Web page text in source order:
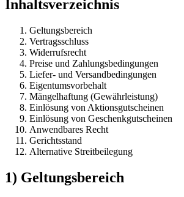
Inhaltsverzeichnis
Geltungsbereich
Vertragsschluss
Widerrufsrecht
Preise und Zahlungsbedingungen
Liefer- und Versandbedingungen
Eigentumsvorbehalt
Mängelhaftung (Gewährleistung)
Einlösung von Aktionsgutscheinen
Einlösung von Geschenkgutscheinen
Anwendbares Recht
Gerichtsstand
Alternative Streitbeilegung
1) Geltungsbereich